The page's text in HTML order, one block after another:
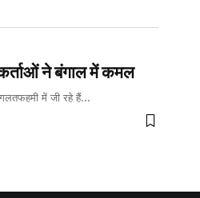
ने बंगाल में कमल
में जी रहे हैं…